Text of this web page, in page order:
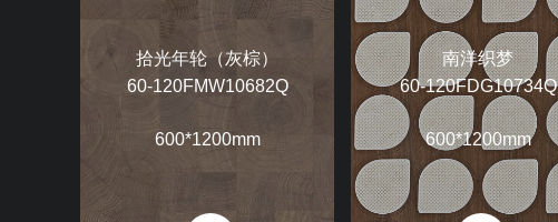
拾光年轮（灰棕）
60-120FMW10682Q
600*1200mm
南洋织梦
60-120FDG10734Q
600*1200mm